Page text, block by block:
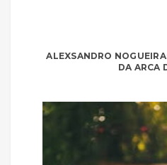
ALEXSANDRO
DA ARCA